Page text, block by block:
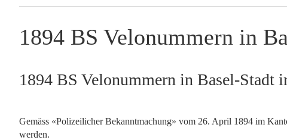
1894 BS Velonummern in
1894 BS Velonummern in Basel-Stadt
Gemäss «Polizeilicher Bekanntmachung» vom 26. April 1894 im
werden.